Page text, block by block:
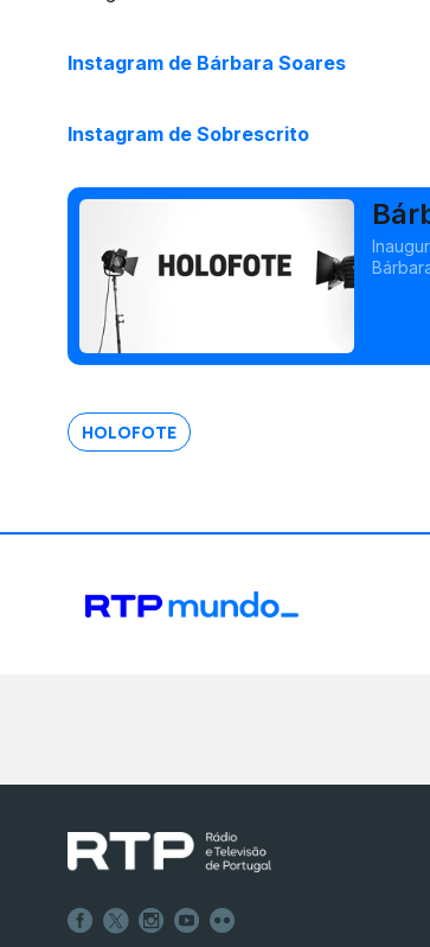
Instagram de Bárbara Soares
Instagram de Sobrescrito
HOLOFOTE